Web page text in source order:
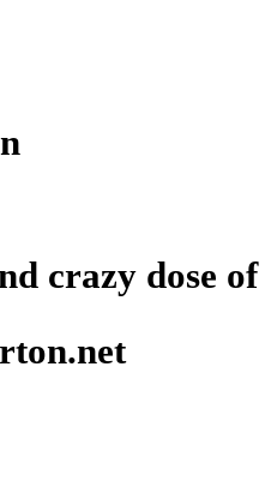
crazy dose